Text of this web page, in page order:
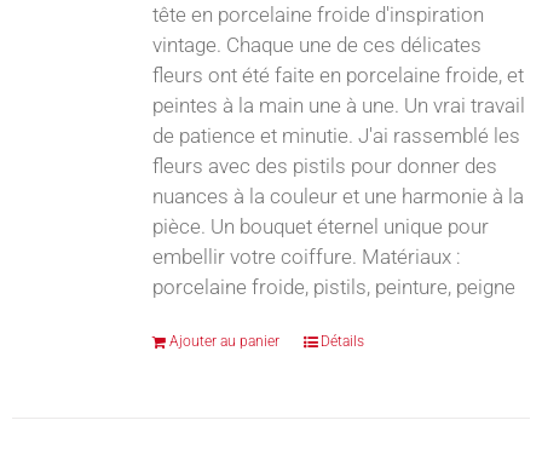
tête en porcelaine froide d'inspiration
vintage. Chaque une de ces délicates
fleurs ont été faite en porcelaine froide, et
peintes à la main une à une. Un vrai travail
de patience et minutie. J'ai rassemblé les
fleurs avec des pistils pour donner des
nuances à la couleur et une harmonie à la
pièce. Un bouquet éternel unique pour
embellir votre coiffure. Matériaux :
porcelaine froide, pistils, peinture, peigne
Ajouter au panier Détails